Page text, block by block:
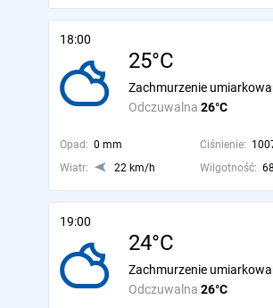
18:00
25°C
Odczuwalna 26°C
Zachmurzenie
Opad: 0 mm Ciśnienie:
Wiatr:
22 km/h Wilgotność:
19:00
24°C
Odczuwalna 26°C
Zachmurzenie